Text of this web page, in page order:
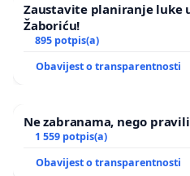
Zaustavite planiranje luke
Žaboriću!
895 potpis(a)
Obavijest o transparentnosti
Ne zabranama, nego
1 559 potpis(a)
Obavijest o transparentnosti